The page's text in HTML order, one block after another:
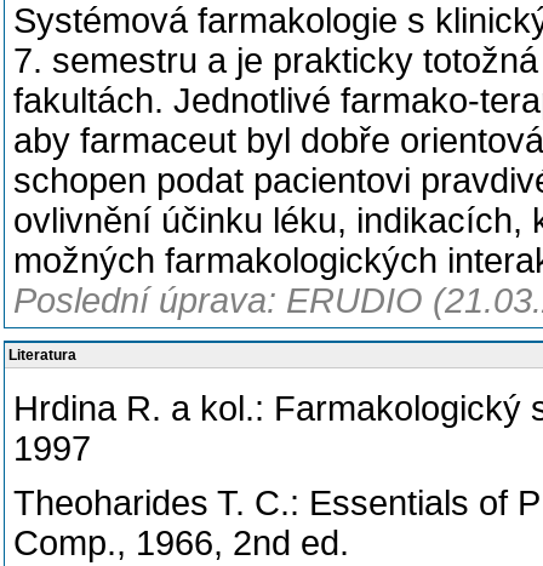
Systémová farmakologie s
7. semestru a je prakticky
fakultách. Jednotlivé farmako-
aby farmaceut byl dobře
schopen podat pacientovi
ovlivnění účinku léku,
možných farmakologických
Poslední úprava: ERUDIO
Literatura
Hrdina R. a kol.:
1997
Theoharides T. C.: Essentials of
Comp., 1966, 2nd ed.